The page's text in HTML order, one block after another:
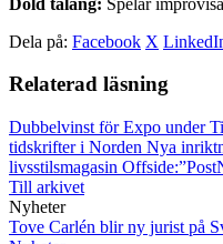
Dela på: Facebook X
Relaterad läsning
Dubbelvinst för Expo under
tidskrifter i Norden Nya
livsstilsmagasin
Till arkivet
Nyheter
Tove Carlén blir ny jurist på